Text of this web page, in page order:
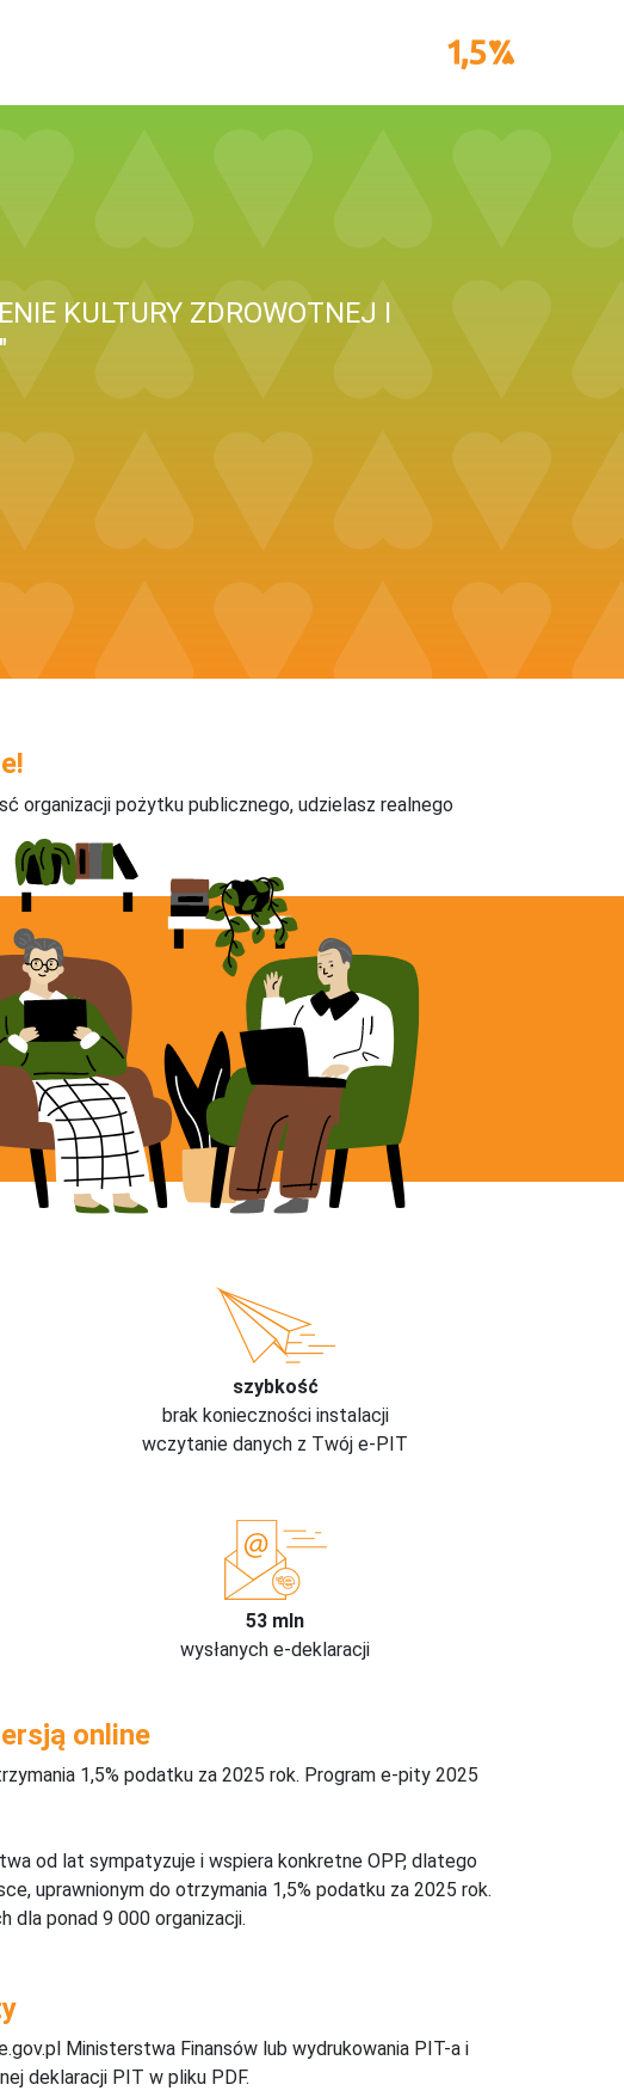
KULTURY ZDROWOTNEJ I
organizacji pożytku publicznego, udzielasz realnego
szybkość
brak konieczności instalacji
wczytanie danych z Twój e-PIT
53 mln
wysłanych e-deklaracji
online
1,5% podatku za 2025 rok. Program e-pity 2025
od lat sympatyzuje i wspiera konkretne OPP, dlatego
uprawnionym do otrzymania 1,5% podatku za 2025 rok.
dla ponad 9 000 organizacji.
Ministerstwa Finansów lub wydrukowania PIT-a i
deklaracji PIT w pliku PDF.